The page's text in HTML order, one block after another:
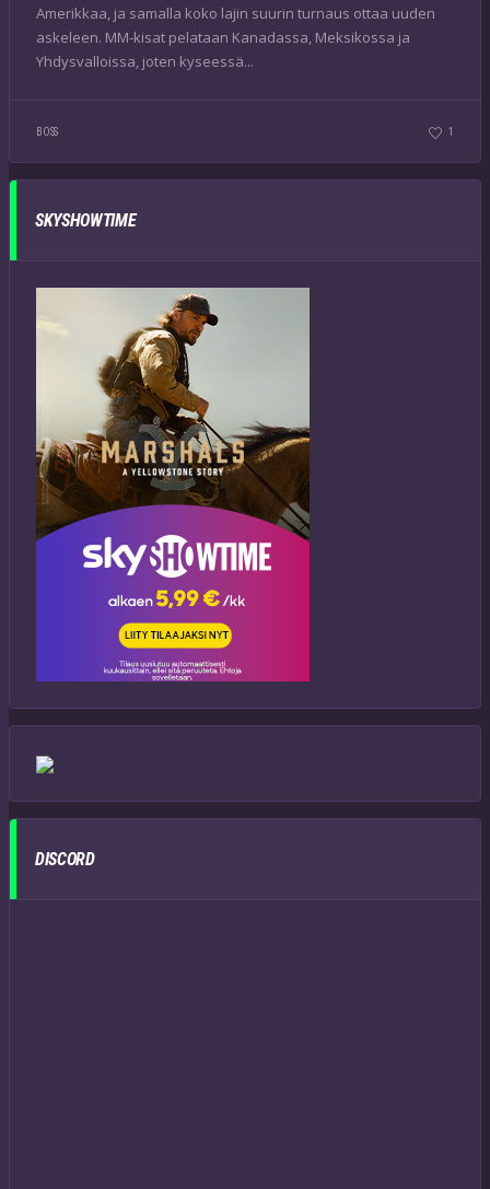
Amerikkaa, ja samalla koko lajin suurin turnaus ottaa uuden
askeleen. MM-kisat pelataan Kanadassa, Meksikossa ja
Yhdysvalloissa, joten kyseessä...
BOSS 1
SKYSHOWTIME
DISCORD